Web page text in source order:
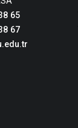
65
67